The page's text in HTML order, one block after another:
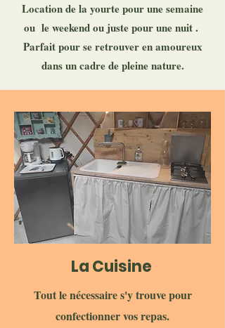
Location de la yourte pour une semaine
ou le weekend ou juste pour une nuit .
Parfait pour se retrouver en amoureux
dans un cadre de pleine nature.
La Cuisine
Tout le nécessaire s'y trouve pour
confectionner vos repas.